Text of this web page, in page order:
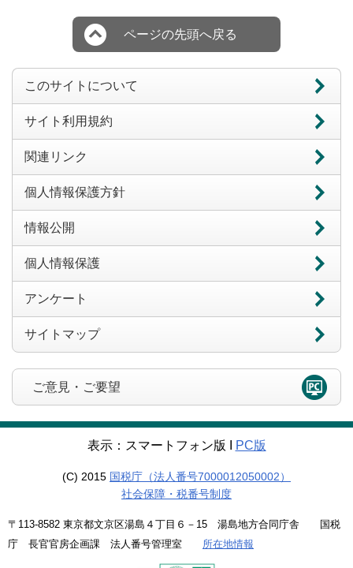
ページの先頭へ戻る
このサイトについて
サイト利用規約
関連リンク
個人情報保護方針
情報公開
個人情報保護
アンケート
サイトマップ
ご意見・ご要望
表示：スマートフォン版 Ι PC版
(C) 2015 国税庁（法人番号7000012050002）
社会保障・税番号制度
〒113-8582 東京都文京区湯島４丁目６－15 湯島地方合同庁舎 国税
庁 長官官房企画課 法人番号管理室 所在地情報